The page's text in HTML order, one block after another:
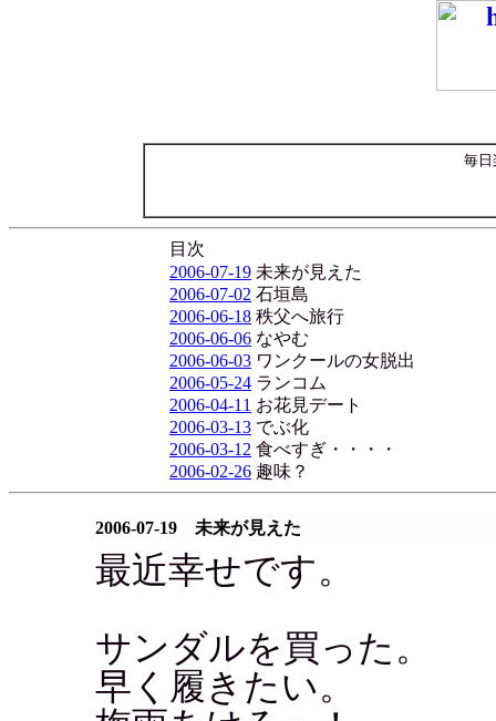
毎日
目次
2006-07-19 未来が見えた
2006-07-02 石垣島
2006-06-18 秩父へ旅行
2006-06-06 なやむ
2006-06-03 ワンクールの女脱出
2006-05-24 ランコム
2006-04-11 お花見デート
2006-03-13 でぶ化
2006-03-12 食べすぎ・・・・
2006-02-26 趣味？
2006-07-19 未来が見えた
最近幸せです。
サンダルを買った。
早く履きたい。